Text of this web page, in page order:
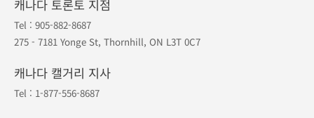
캐나다 토론토 지점
Tel : 905-882-8687
275 - 7181 Yonge St, Thornhill, ON L3T 0C7
캐나다 캘거리 지사
Tel : 1-877-556-8687